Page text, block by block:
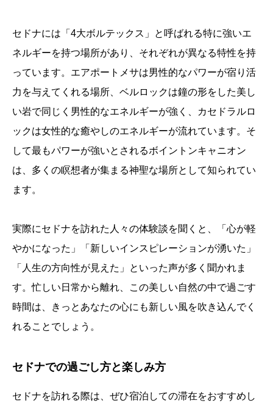
セドナには「4大ボルテックス」と呼ばれる特に強いエ
ネルギーを持つ場所があり、それぞれが異なる特性を持
っています。エアポートメサは男性的なパワーが宿り活
力を与えてくれる場所、ベルロックは鐘の形をした美し
い岩で同じく男性的なエネルギーが強く、カセドラルロ
ックは女性的な癒やしのエネルギーが流れています。そ
して最もパワーが強いとされるボイントンキャニオン
は、多くの瞑想者が集まる神聖な場所として知られてい
ます。
実際にセドナを訪れた人々の体験談を聞くと、「心が軽
やかになった」「新しいインスピレーションが湧いた」
「人生の方向性が見えた」といった声が多く聞かれま
す。忙しい日常から離れ、この美しい自然の中で過ごす
時間は、きっとあなたの心にも新しい風を吹き込んでく
れることでしょう。
セドナでの過ごし方と楽しみ方
セドナを訪れる際は、ぜひ宿泊しての滞在をおすすめし